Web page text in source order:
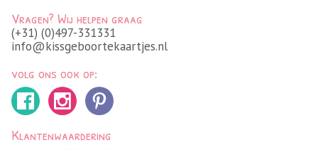
Vragen? Wij helpen graag
(+31) (0)497-331331
info@kissgeboortekaartjes.nl
volg ons ook op:
Klantenwaardering